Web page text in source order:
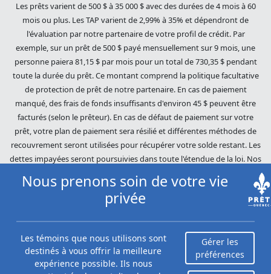
Les prêts varient de 500 $ à 35 000 $ avec des durées de 4 mois à 60
mois ou plus. Les TAP varient de 2,99% à 35% et dépendront de
l'évaluation par notre partenaire de votre profil de crédit. Par
exemple, sur un prêt de 500 $ payé mensuellement sur 9 mois, une
personne paiera 81,15 $ par mois pour un total de 730,35 $ pendant
toute la durée du prêt. Ce montant comprend la politique facultative
de protection de prêt de notre partenaire. En cas de paiement
manqué, des frais de fonds insuffisants d'environ 45 $ peuvent être
facturés (selon le prêteur). En cas de défaut de paiement sur votre
prêt, votre plan de paiement sera résilié et différentes méthodes de
recouvrement seront utilisées pour récupérer votre solde restant. Les
dettes impayées seront poursuivies dans toute l'étendue de la loi. Nos
Québec (Loans Canada) n'est pas affilié à Equifax Canada Co., sa
société mère, ses filiales ou ses sociétés affiliées (collectivement,
Score du risque Equifax, cependant, Equifax n'approuve, ne garantit ni
ne recommande aucun des produits, services ou contenus de ce site
Web. Pour plus d'informations sur Equifax, le Score du risque Equifax
Nous prenons soin de votre vie
privée
Les témoins que nous utilisons sont
destinés à vous offrir la meilleure
expérience possible. Ils nous
Gérer les
préférences